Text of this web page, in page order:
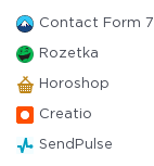
Contact Form 7
Rozetka
Horoshop
Creatio
SendPulse